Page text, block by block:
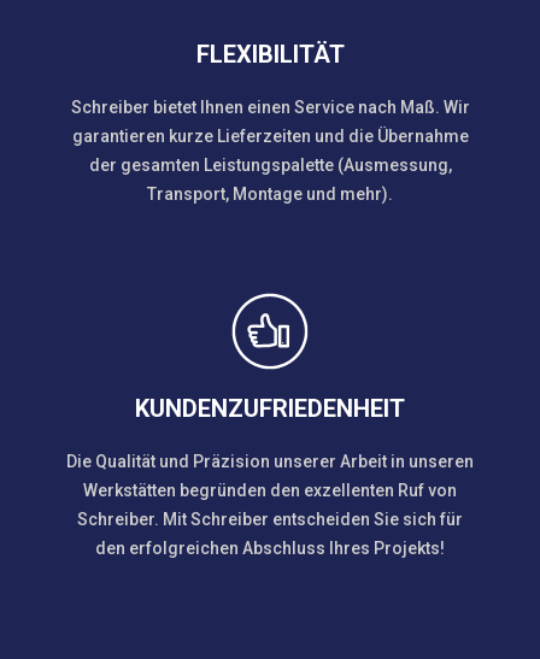
FLEXIBILITÄT
Schreiber bietet Ihnen einen Service nach Maß. Wir
garantieren kurze Lieferzeiten und die Übernahme
der gesamten Leistungspalette (Ausmessung,
Transport, Montage und mehr).
KUNDENZUFRIEDENHEIT
Die Qualität und Präzision unserer Arbeit in unseren
Werkstätten begründen den exzellenten Ruf von
Schreiber. Mit Schreiber entscheiden Sie sich für
den erfolgreichen Abschluss Ihres Projekts!